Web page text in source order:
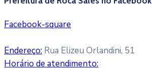
Facebook-square
Endereço: Rua Elizeu Orlandini, 51
Horário de atendimento: